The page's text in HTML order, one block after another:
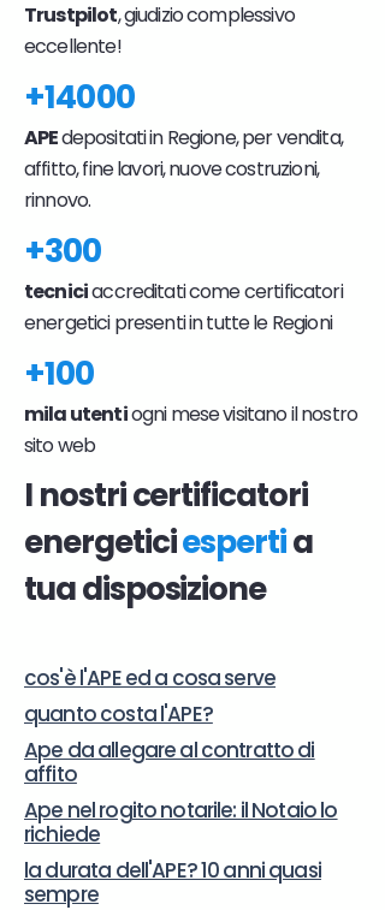
Trustpilot, giudizio complessivo
eccellente!
+14000
APEdepositati in Regione, per vendita,
affitto, fine lavori, nuove costruzioni,
rinnovo.
+300
tecniciaccreditati come certificatori
energetici presenti in tutte le Regioni
+100
mila utentiogni mese visitano il nostro
sito web
I nostri certificatori
energeticiespertia
tua disposizione
cos'è l'APE ed a cosa serve
quanto costa l'APE?
Ape da allegare al contratto di
affito
Ape nel rogito notarile: il Notaio lo
richiede
la durata dell'APE? 10 anni quasi
sempre